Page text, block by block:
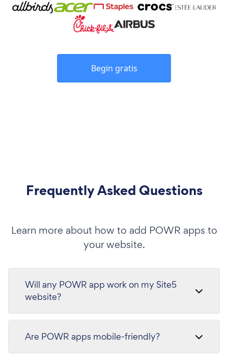
Begin gratis
Frequently Asked Questions
Learn more about how to add POWR apps to
your website.
Will any POWR app work on my Site5
website?
Are POWR apps mobile-friendly?